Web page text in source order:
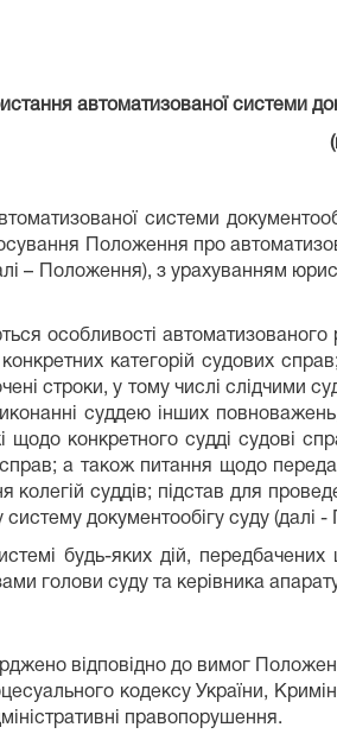
автоматизованої системи
системи
Положення про
– Положення), з урахуванням
автоматизованого
конкретних категорій судових
строки, у тому числі слідчими
суддею інших
щодо конкретного судді судові
справ; а також питання щодо
колегій суддів; підстав для
документообігу суду (далі
будь-яких дій,
голови суду та керівника
відповідно до вимог
кодексу України,
правопорушення.